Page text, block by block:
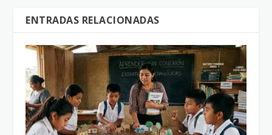
ENTRADAS RELACIONADAS